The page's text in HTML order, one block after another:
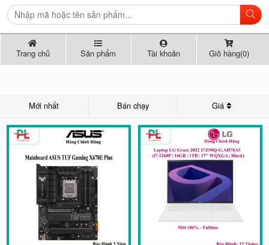
Trang chủ Sản phẩm Tài khoản Giỏ hàng(0)
Mới nhất Bán chạy Giá